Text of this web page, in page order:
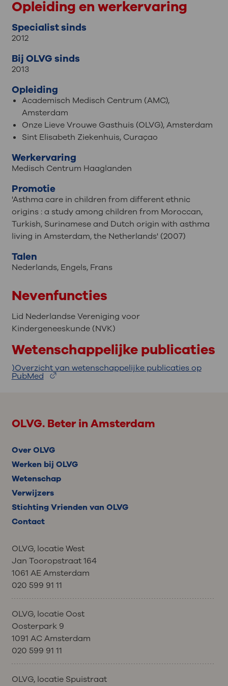
Opleiding en werkervaring
Specialist sinds
2012
Bij OLVG sinds
2013
Opleiding
Academisch Medisch Centrum (AMC),
Amsterdam
Onze Lieve Vrouwe Gasthuis (OLVG), Amsterdam
Sint Elisabeth Ziekenhuis, Curaçao
Werkervaring
Medisch Centrum Haaglanden
Promotie
'Asthma care in children from different ethnic
origins : a study among children from Moroccan,
Turkish, Surinamese and Dutch origin with asthma
living in Amsterdam, the Netherlands' (2007)
Talen
Nederlands,Engels,Frans
Nevenfuncties
Lid Nederlandse Vereniging voor
Kindergeneeskunde (NVK)
Wetenschappelijke publicaties
)Overzicht van wetenschappelijke publicaties op
PubMed
OLVG. Beter in Amsterdam
Over OLVG
Werken bij OLVG
Wetenschap
Verwijzers
Stichting Vrienden van OLVG
Contact
OLVG, locatie West
Jan Tooropstraat 164
1061 AE Amsterdam
020 599 91 11
OLVG, locatie Oost
Oosterpark 9
1091 AC Amsterdam
020 599 91 11
OLVG, locatie Spuistraat